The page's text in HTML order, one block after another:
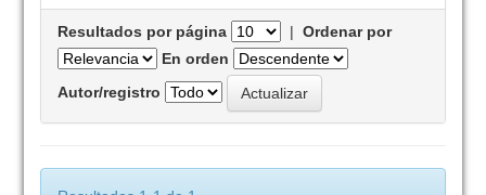
Resultados por página |Ordenar por
En orden
Autor/registro